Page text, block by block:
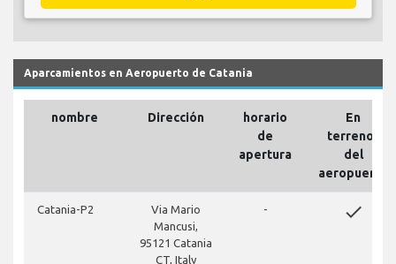
Aparcamientos en Aeropuerto de Catania
nombre Dirección
horario
de
apertura
En
terrenos
del
aeropuerto
Catania-P2
Via Mario
Mancusi,
95121 Catania
CT, Italy
- done